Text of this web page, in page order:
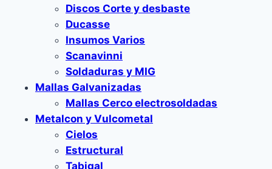
Discos Corte y desbaste
Ducasse
Insumos Varios
Scanavinni
Soldaduras y MIG
Mallas Galvanizadas
Mallas Cerco electrosoldadas
Metalcon y Vulcometal
Cielos
Estructural
Tabigal